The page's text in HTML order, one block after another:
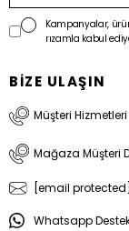
Kampanyalar,
rızamla kabul
BİZE ULAŞIN
Müşteri Hizmetleri
Mağaza Müşteri
[email protected]
Whatsapp